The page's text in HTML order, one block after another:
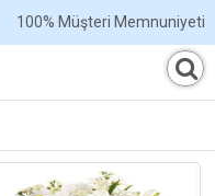
100% Müşteri Memnuniyeti